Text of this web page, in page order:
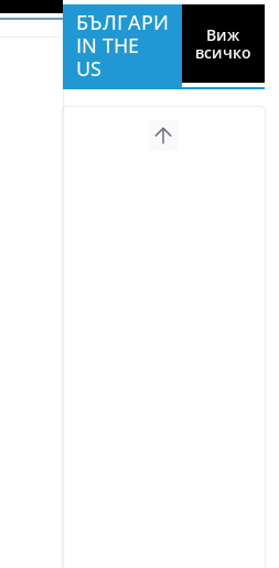
БЪЛГАРИ
IN THE
US
Виж
всичко